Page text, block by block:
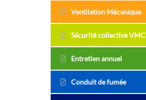
Ventilation Mécanique
Sécurité collective VMC
Entretien annuel
Conduit de fumée